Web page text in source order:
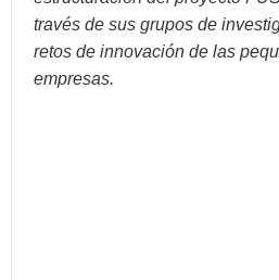
través de sus grupos de
retos de innovación de las
empresas.